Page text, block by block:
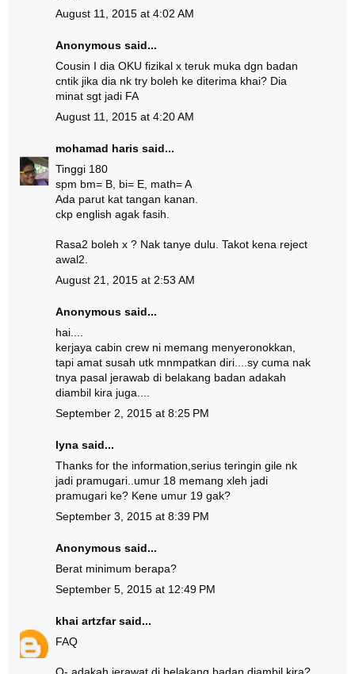
August 11, 2015 at 4:02 AM
Anonymous said...
Cousin I dia OKU fizikal x teruk muka dgn badan
cntik jika dia nk try boleh ke diterima khai? Dia
minat sgt jadi FA
August 11, 2015 at 4:20 AM
mohamad haris said...
Tinggi 180
spm bm= B, bi= E, math= A
Ada parut kat tangan kanan.
ckp english agak fasih.
Rasa2 boleh x ? Nak tanye dulu. Takot kena reject
awal2.
August 21, 2015 at 2:53 AM
Anonymous said...
hai....
kerjaya cabin crew ni memang menyeronokkan,
tapi amat susah utk mnmpatkan diri....sy cuma nak
tnya pasal jerawab di belakang badan adakah
diambil kira juga....
September 2, 2015 at 8:25 PM
lyna said...
Thanks for the information,serius teringin gile nk
jadi pramugari..umur 18 memang xleh jadi
pramugari ke? Kene umur 19 gak?
September 3, 2015 at 8:39 PM
Anonymous said...
Berat minimum berapa?
September 5, 2015 at 12:49 PM
khai artzfarsaid...
FAQ